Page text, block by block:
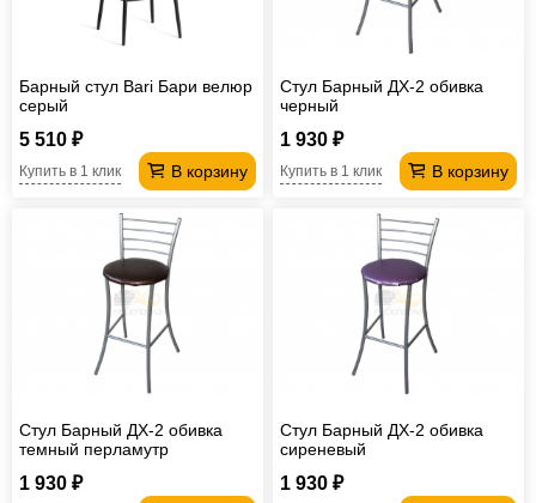
Барный стул Bari Бари велюр
серый
5 510 ₽
В корзину
Купить в 1 клик
Стул Барный ДХ-2 обивка
черный
1 930 ₽
В корзину
Купить в 1 клик
Стул Барный ДХ-2 обивка
темный перламутр
1 930 ₽
Стул Барный ДХ-2 обивка
сиреневый
1 930 ₽